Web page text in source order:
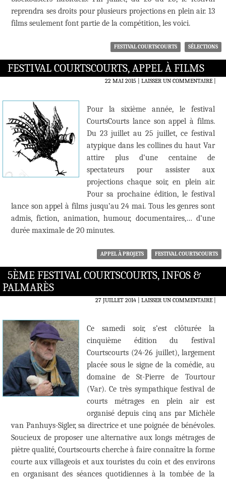
reprendra ses droits pour plusieurs projections en plein air. 13
films seulement font partie de la compétition, les voici.
FESTIVAL COURTSCOURTS SÉLECTIONS
FESTIVAL COURTSCOURTS, APPEL À FILMS
22 MAI 2015 LAISSER UN COMMENTAIRE|
Pour la sixième année, le festival
CourtsCourts lance son appel à films.
Du 23 juillet au 25 juillet, ce festival
atypique dans les collines du haut Var
attire plus d’une centaine de
spectateurs pour assister aux
projections chaque soir, en plein air.
Pour sa prochaine édition, le festival
lance son appel à films jusqu’au 24 mai. Tous les genres sont
admis, fiction, animation, humour, documentaires,… d’une
durée maximale de 20 minutes.
APPEL À PROJETS FESTIVAL COURTSCOURTS
5ÈME FESTIVAL COURTSCOURTS, INFOS &
PALMARÈS
27 JUILLET 2014 LAISSER UN COMMENTAIRE|
Ce samedi soir, s’est clôturée la
cinquième édition du festival
Courtscourts (24-26 juillet), largement
placée sous le signe de la comédie, au
domaine de St-Pierre de Tourtour
(Var). Ce très sympathique festival de
courts métrages en plein air est
organisé depuis cinq ans par Michèle
van Panhuys-Sigler, sa directrice et une poignée de bénévoles.
Soucieux de proposer une alternative aux longs métrages de
piètre qualité, Courtscourts cherche à faire connaître la forme
courte aux villageois et aux touristes du coin et des environs
en organisant des séances quotidiennes à la tombée de la